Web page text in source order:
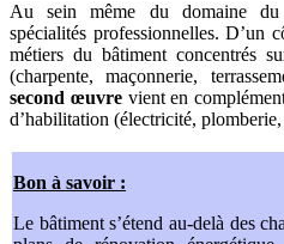
Au sein même du domaine
spécialités professionnelles. D’un
métiers du bâtiment concentrés
(charpente, maçonnerie,
second œuvrevient en
d’habilitation (électricité,
Bon à savoir :
Le bâtiment s’étend au-delà des